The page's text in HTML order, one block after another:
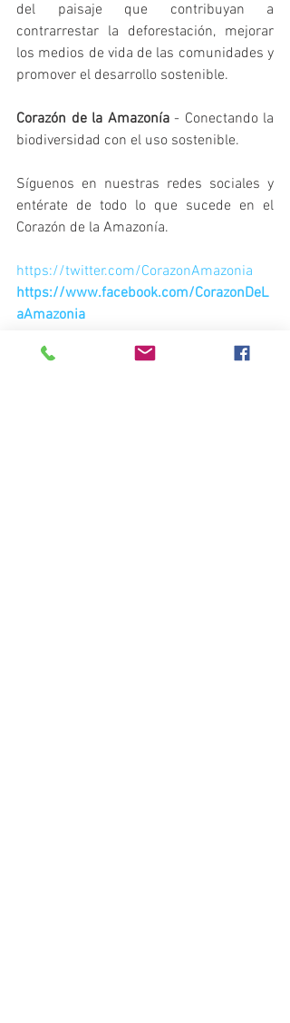
del paisaje que contribuyan a
contrarrestar la deforestación, mejorar
los medios de vida de las comunidades y
promover el desarrollo sostenible.
Corazón de la Amazonía - Conectando la
biodiversidad con el uso sostenible.
Síguenos en nuestras redes sociales y
entérate de todo lo que sucede en el
Corazón de la Amazonía.
https://twitter.com/CorazonAmazonia
https://www.facebook.com/CorazonDeL
aAmazonia